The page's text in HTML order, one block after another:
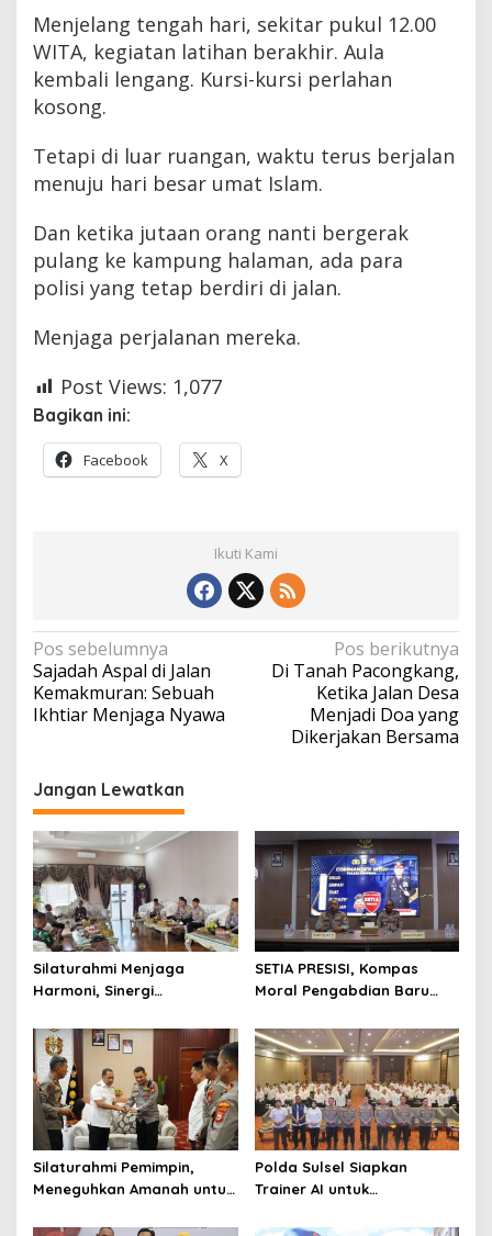
Menjelang tengah hari, sekitar pukul 12.00
WITA, kegiatan latihan berakhir. Aula
kembali lengang. Kursi-kursi perlahan
kosong.
Tetapi di luar ruangan, waktu terus berjalan
menuju hari besar umat Islam.
Dan ketika jutaan orang nanti bergerak
pulang ke kampung halaman, ada para
polisi yang tetap berdiri di jalan.
Menjaga perjalanan mereka.
Post Views: 1,077
Bagikan ini:
Facebook X
Ikuti Kami
Navigasi
pos
Pos sebelumnya
Sajadah Aspal di Jalan
Kemakmuran: Sebuah
Ikhtiar Menjaga Nyawa
Pos berikutnya
Di Tanah Pacongkang,
Ketika Jalan Desa
Menjadi Doa yang
Dikerjakan Bersama
Jangan Lewatkan
Silaturahmi Menjaga
Harmoni, Sinergi
Soppeng
SETIA PRESISI, Kompas
Moral Pengabdian Baru
Silaturahmi Pemimpin,
Meneguhkan Amanah untuk
Polda Sulsel Siapkan
Trainer AI untuk